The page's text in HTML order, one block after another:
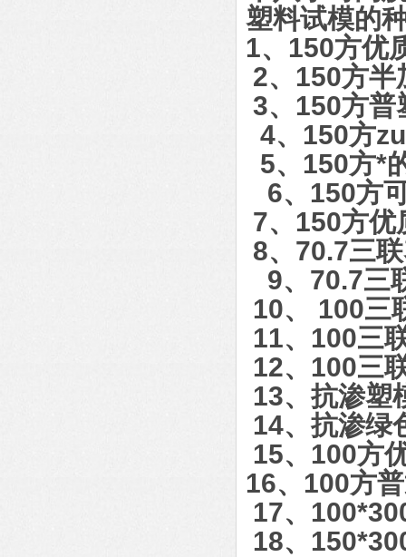
塑料试模的
1、150方
2、150方
3、150方
4、150
5、150方*
6、150
7、150方
8、70.7
9、70.7
10、 100
11、100
12、100三
13、抗
14、抗渗
15、100
16、100
17、
18、